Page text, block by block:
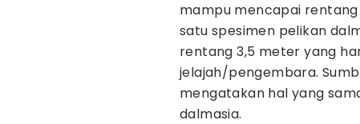
mampu mencapai
satu spesimen pelikan
rentang 3,5 meter yang
jelajah/pengembara.
mengatakan hal yang
dalmasia.